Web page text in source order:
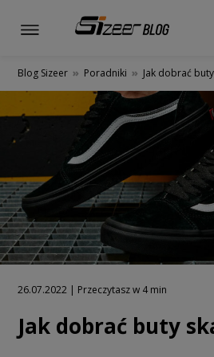
Blog Sizeer » Poradniki » Jak dobrać
26.07.2022 | Przeczytasz w 4 min
Jak dobrać buty